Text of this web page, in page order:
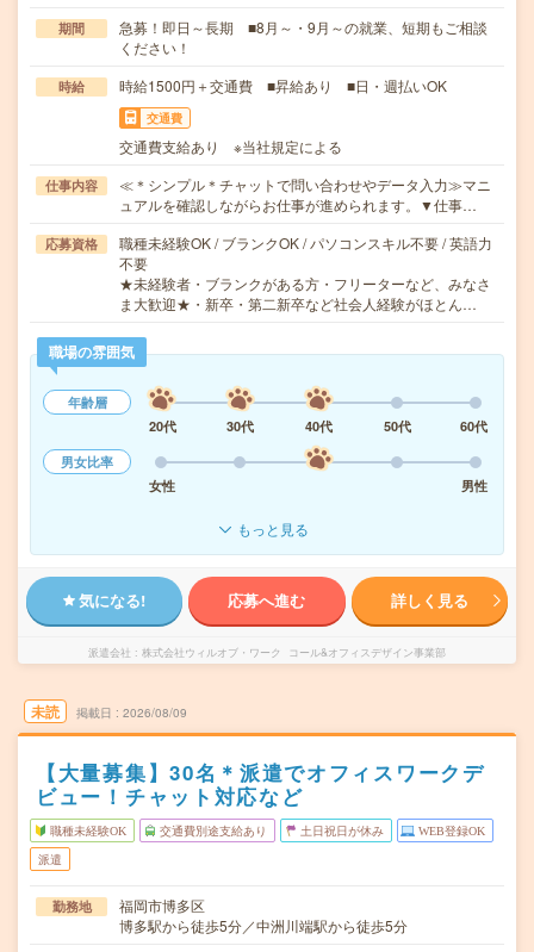
期間
急募！即日～長期 ■8月～・9月～の就業、短期もご相談
ください！
時給 時給1500円＋交通費 ■昇給あり ■日・週払いOK
交通費
交通費支給あり ※当社規定による
仕事内容
≪＊シンプル＊チャットで問い合わせやデータ入力≫マニ
ュアルを確認しながらお仕事が進められます。▼仕事…
応募資格
職種未経験OK / ブランクOK / パソコンスキル不要 / 英語力
不要
★未経験者・ブランクがある方・フリーターなど、みなさ
ま大歓迎★・新卒・第二新卒など社会人経験がほとん…
職場の雰囲気
年齢層
20代
30代 40代 50代
60代
男女比率
女性
男性
もっと見る
気になる! 応募へ進む 詳しく見る
派遣会社 株式会社ウィルオブ・ワーク コール&オフィスデザイン事業部
未読 掲載日 2026/08/09
【大量募集】30名＊派遣でオフィスワークデ
ビュー！チャット対応など
職種未経験OK 交通費別途支給あり 土日祝日が休み WEB登録OK
派遣
勤務地
福岡市博多区
博多駅から徒歩5分／中洲川端駅から徒歩5分